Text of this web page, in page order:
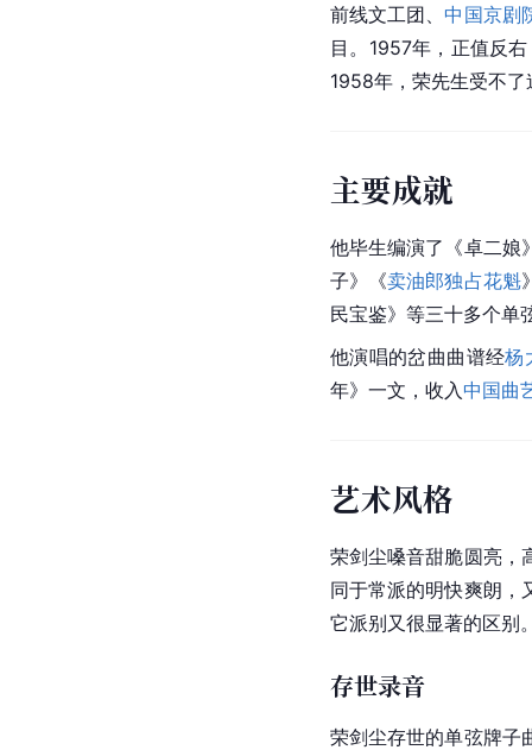
前线文工团、中国京剧
目。1957年，正值反
1958年，荣先生受不
主要成就
他毕生编演了《卓二娘
子》《卖油郎独占花魁
民宝鉴》等三十多个单
他演唱的岔曲曲谱经杨
年》一文，收入中国曲
艺术风格
荣剑尘嗓音甜脆圆亮，
同于常派的明快爽朗，
它派别又很显著的区别
存世录音
荣剑尘存世的单弦牌子